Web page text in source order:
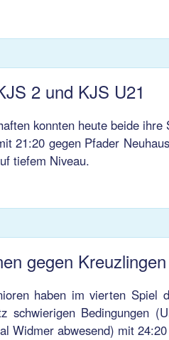
2 und KJS U21
konnten heute beide ihre
21:20 gegen Pfader
tiefem Niveau.
gegen Kreuzlingen
haben im vierten Spiel
schwierigen Bedingungen
Widmer abwesend) mit